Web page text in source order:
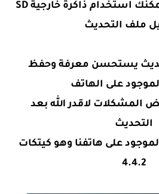
الخاصة بالهاتف او يمكنك استخدام ذاكرة خارجية SD
ملف التحديث
يستحسن معرفة وحفظ
على الهاتف
المشكلات لاقدر الله بعد
التحديث
على هاتفنا وهو كيتكات
4.4.2